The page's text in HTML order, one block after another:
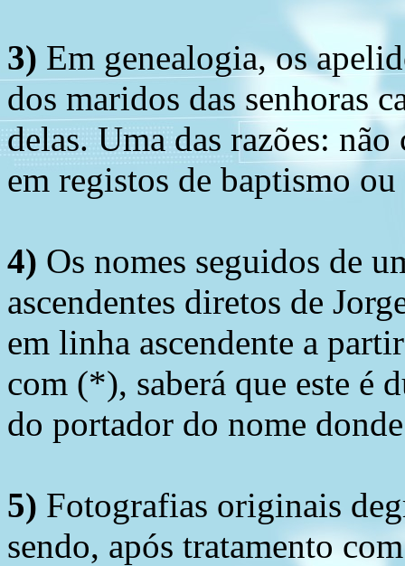
3) Em genealogia, os
dos maridos das senhoras
delas. Uma das razões:
em registos de baptismo
4) Os nomes seguidos de
ascendentes diretos de
em linha ascendente a
com (*), saberá que este é
do portador do nome
5) Fotografias originais
sendo, após tratamento